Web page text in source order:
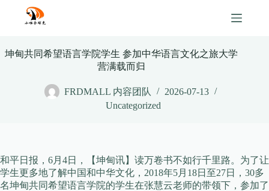
content
坤甸共同希望语言学院学生 参加中华语言文化之旅大学
营满载而归
FRDMALL 内容团队
2026-07-13
Uncategorized
和平日报，6月4日，【坤甸讯】读万卷书不如行千里路。为了让
学生更多地了解中国和中华文化，2018年5月18日至27日，30多
名坤甸共同希望语言学院的学生在张慧云老师的带领下，参加了